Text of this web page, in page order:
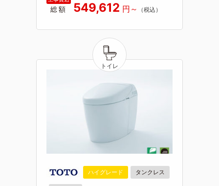
総額 549,612
ハイグレード タンクレス